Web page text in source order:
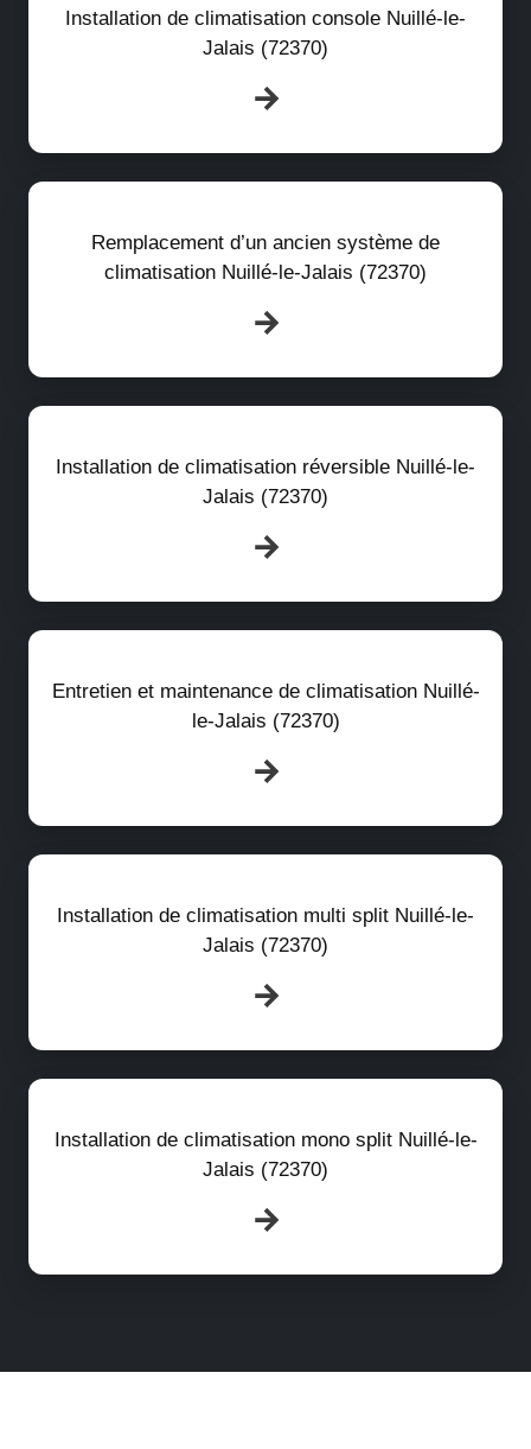
Installation de climatisation console Nuillé-le-
Jalais (72370)
Remplacement d’un ancien système de
climatisation Nuillé-le-Jalais (72370)
Installation de climatisation réversible Nuillé-le-
Jalais (72370)
Entretien et maintenance de climatisation Nuillé-
le-Jalais (72370)
Installation de climatisation multi split Nuillé-le-
Jalais (72370)
Installation de climatisation mono split Nuillé-le-
Jalais (72370)